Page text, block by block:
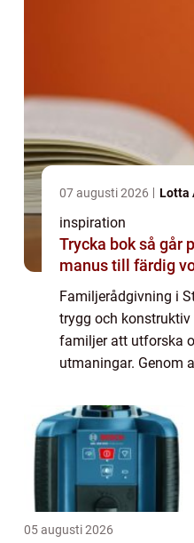
07 augusti 2026 Lotta
inspiration
Trycka bok så går processen från
manus till färdig
Familjerådgivning i
trygg och
familjer att utforska
utmaningar. Genom
och rådgivare bidra ...
05 augusti 2026